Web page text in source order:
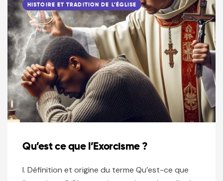
HISTOIRE ET TRADITION DE L’ÉGLISE
Qu’est ce que l’Exorcisme ?
I. Définition et origine du terme Qu’est-ce que